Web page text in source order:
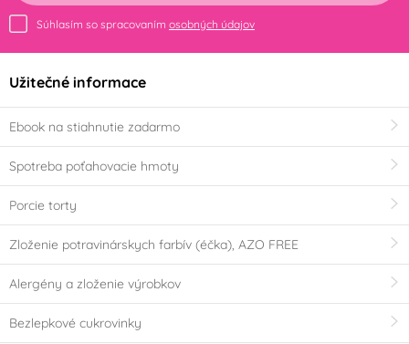
Súhlasím so spracovaním osobných údajov
Užitečné informace
Ebook na stiahnutie zadarmo
Spotreba poťahovacie hmoty
Porcie torty
Zloženie potravinárskych farbív (éčka), AZO FREE
Alergény a zloženie výrobkov
Bezlepkové cukrovinky